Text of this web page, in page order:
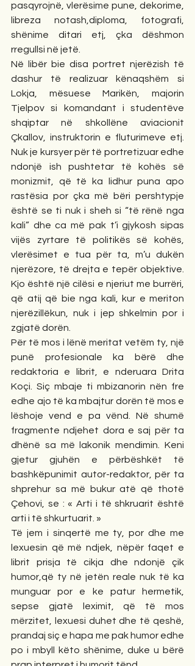
pasqyrojnë, vlerësime pune, dekorime,
libreza notash,diploma, fotografi,
shënime ditari etj, çka dëshmon
rregullsi në jetë.
Në libër bie disa portret njerëzish të
dashur të realizuar kënaqshëm si
Lokja, mësuese Marikën, majorin
Tjelpov si komandant i studentëve
shqiptar në shkollëne aviacionit
Çkallov, instruktorin e fluturimeve etj.
Nuk je kursyer për të portretizuar edhe
ndonjë ish pushtetar të kohës së
monizmit, që të ka lidhur puna apo
rastësia por çka më bëri pershtypje
është se ti nuk i sheh si “të rënë nga
kali” dhe ca më pak t’i gjykosh sipas
vijës zyrtare të politikës së kohës,
vlerësimet e tua për ta, m’u dukën
njerëzore, të drejta e tepër objektive.
Kjo është një cilësi e njeriut me burrëri,
që atij që bie nga kali, kur e meriton
njerëzillëkun, nuk i jep shkelmin por i
zgjatë dorën.
Për të mos i lënë meritat vetëm ty, një
punë profesionale ka bërë dhe
redaktoria e librit, e nderuara Drita
Koçi. Siç mbaje ti mbizanorin nën fre
edhe ajo të ka mbajtur dorën të mos e
lëshoje vend e pa vënd. Në shumë
fragmente ndjehet dora e saj për ta
dhënë sa më lakonik mendimin. Keni
gjetur gjuhën e përbëshkët të
bashkëpunimit autor-redaktor, për ta
shprehur sa më bukur atë që thotë
Çehovi, se : « Arti i të shkruarit është
arti i të shkurtuarit. »
Të jem i sinqertë me ty, por dhe me
lexuesin që më ndjek, nëpër faqet e
librit prisja të cikja dhe ndonjë çik
humor,që ty në jetën reale nuk të ka
munguar por e ke patur hermetik,
sepse gjatë leximit, që të mos
mërzitet, lexuesi duhet dhe të qeshë,
prandaj siç e hapa me pak humor edhe
po i mbyll këto shënime, duke u bërë